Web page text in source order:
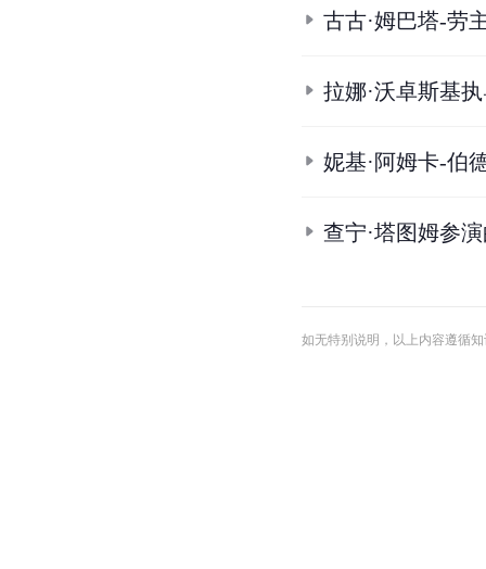
古古·姆巴塔-劳
拉娜·沃卓斯基
妮基·阿姆卡-伯
查宁·塔图姆参
如无特别说明，以上内容遵循